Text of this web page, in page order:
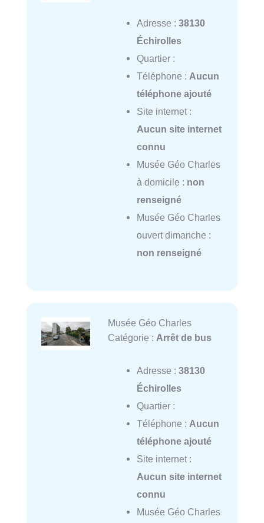
Adresse : 38130
Échirolles
Quartier :
Téléphone : Aucun
téléphone ajouté
Site internet :
Aucun site internet
connu
Musée Géo Charles
à domicile : non
renseigné
Musée Géo Charles
ouvert dimanche :
non renseigné
Musée Géo Charles
Catégorie : Arrêt de bus
Adresse : 38130
Échirolles
Quartier :
Téléphone : Aucun
téléphone ajouté
Site internet :
Aucun site internet
connu
Musée Géo Charles